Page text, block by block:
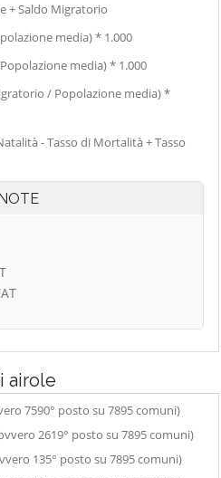
+ Saldo Migratorio
media) * 1.000
media) * 1.000
/ Popolazione media) *
- Tasso di Mortalità + Tasso
airole
7590° posto su 7895 comuni)
2619° posto su 7895 comuni)
135° posto su 7895 comuni)